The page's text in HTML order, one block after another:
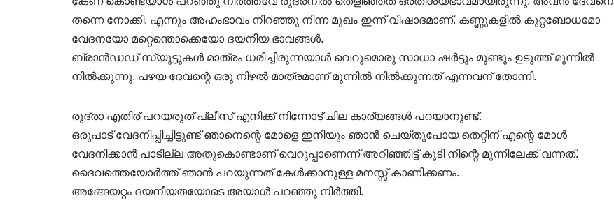
തന്നെ നോക്കി. എന്നും അഹംഭാവം നിറഞ്ഞു നിന്ന മുഖം ഇന്ന് വിഷാദമാണ്. കണ്ണുകളിൽ കുറ്റബോധമോ
വേദനയോ മറ്റെന്തൊക്കെയോ ദയനീയ ഭാവങ്ങൾ.
ബ്രാൻഡഡ് സ്യൂട്ടുകൾ മാത്രം ധരിച്ചിരുന്നയാൾ വെറുമൊരു സാധാ ഷർട്ടും മുണ്ടും ഉടുത്ത് മുന്നിൽ
നിൽക്കുന്നു. പഴയ ദേവന്റെ ഒരു നിഴൽ മാത്രമാണ് മുന്നിൽ നിൽക്കുന്നത് എന്നവന് തോന്നി.
രുദ്രാ എതിര് പറയരുത് പ്ലീസ് എനിക്ക് നിന്നോട് ചില കാര്യങ്ങൾ പറയാനുണ്ട്.
ഒരുപാട് വേദനിപ്പിച്ചിട്ടുണ്ട് ഞാനെന്റെ മോളെ ഇനിയും ഞാൻ ചെയ്തുപോയ തെറ്റിന് എന്റെ മോൾ
വേദനിക്കാൻ പാടില്ല അതുകൊണ്ടാണ് വെറുപ്പാണെന്ന് അറിഞ്ഞിട്ട് കൂടി നിന്റെ മുന്നിലേക്ക് വന്നത്.
ദൈവത്തെയോർത്ത് ഞാൻ പറയുന്നത് കേൾക്കാനുള്ള മനസ്സ് കാണിക്കണം.
അങ്ങേയറ്റം ദയനീയതയോടെ അയാൾ പറഞ്ഞു നിർത്തി.